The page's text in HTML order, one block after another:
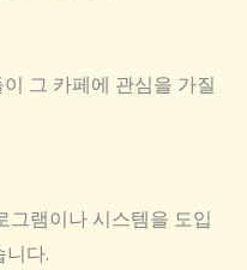
그 카페에 관심을 가질
그램이나 시스템을 도입
다.